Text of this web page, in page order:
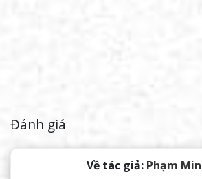
Đánh giá
Về tác giả: Phạm